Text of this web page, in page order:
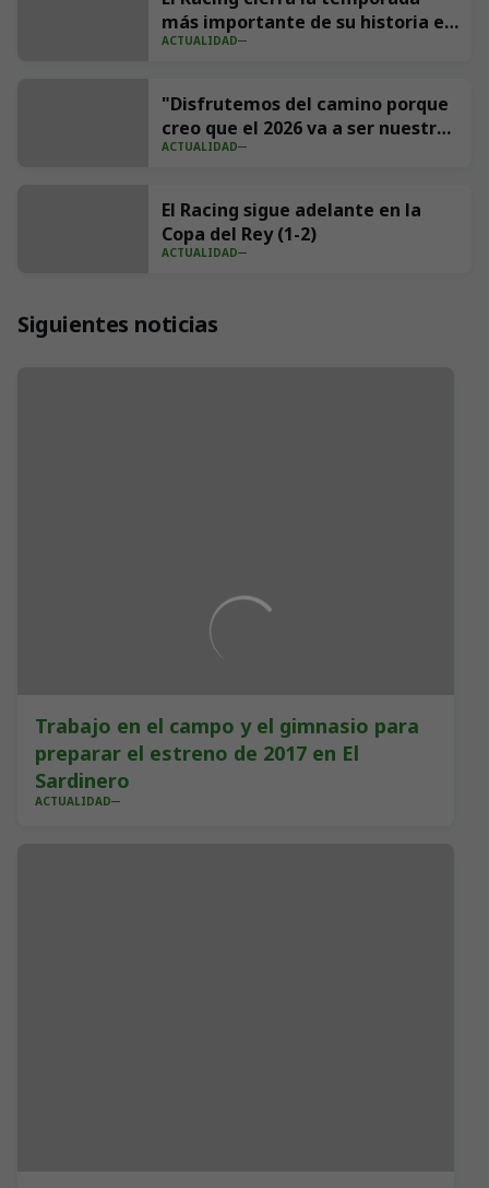
más importante de su historia en
redes con 539 millones de
ACTUALIDAD
"Disfrutemos del camino porque
creo que el 2026 va a ser nuestro
año"
ACTUALIDAD
El Racing sigue adelante en la
Copa del Rey (1-2)
ACTUALIDAD
Siguientes noticias
Trabajo en el campo y el gimnasio para
preparar el estreno de 2017 en El
Sardinero
ACTUALIDAD